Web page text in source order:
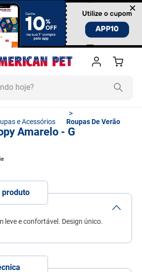
×
e Acessórios Roupas De Verão
Amarelo - G
produto
leve e confortável. Design único.
TERMOS MAIS BUSCADOS
1º
ração cachorro
ração